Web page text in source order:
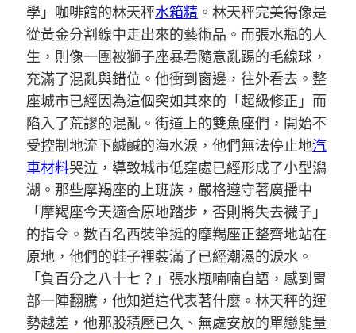
學」咖啡館的林天秤水箱精 。林天秤完美得像是
從黃金分割線中走出來的藝術品。而張水瓶的人
生，則像一團被獅子座暴君隨意亂踢的毛線球，
充滿了混亂與錯位。他衝到窗邊，往外看去。整
座城市已經因為這個突如其來的「超級修正」而
陷入了荒謬的混亂。街道上的雙魚座們，開始不
受控制地流下鹹鹹的海水淚，他們無法停止地汽
車材料哭泣，導致城市低窪處已經形成了小型潟
湖。那些摩羯座的上班族，嚴格遵守著廣播中
「摩羯座今天適合原地踏步，否則將失去襪子」
的指令。數百名西裝筆挺的摩羯座正整齊地站在
原地，他們的鞋子裡裝滿了已經潮濕的淚水。
「負百分之八十七？」張水瓶喃喃自語，感到胃
部一陣翻騰，他知道這代表著什麼。林天秤的運
勢越差，他那股積壓已久、無處安放的單戀能量